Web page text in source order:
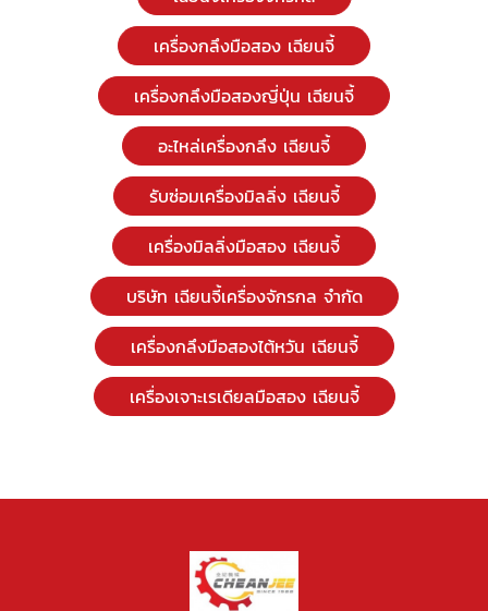
เครื่องกลึงมือสอง เฉียนจี้
เครื่องกลึงมือสองญี่ปุ่น เฉียนจี้
อะไหล่เครื่องกลึง เฉียนจี้
รับซ่อมเครื่องมิลลิ่ง เฉียนจี้
เครื่องมิลลิ่งมือสอง เฉียนจี้
บริษัท เฉียนจี้เครื่องจักรกล จํากัด
เครื่องกลึงมือสองไต้หวัน เฉียนจี้
เครื่องเจาะเรเดียลมือสอง เฉียนจี้